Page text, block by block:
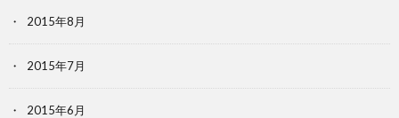
2015年8月
2015年7月
2015年6月